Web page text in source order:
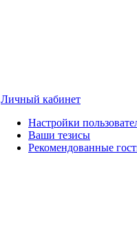
Личный кабинет
Настройки
Ваши тезисы
Рекомендованные